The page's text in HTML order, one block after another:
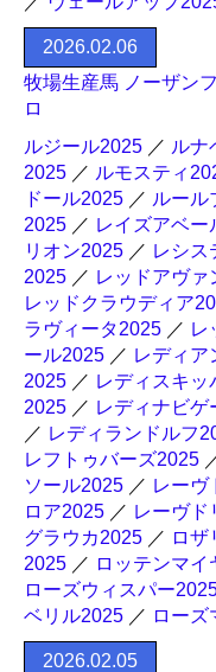
2026.02.06
牧場生産馬 ノーザン
ロ
ルジール2025 ／ ルナ
2025 ／ ルモスティ
ドール2025 ／ ルール
2025 ／ レイズアベー
リオン2025 ／ レシス
2025 ／ レッドアヴァ
レッドクラウディア
ラヴィータ2025 ／ レ
ール2025 ／ レディア
2025 ／ レディスキッ
2025 ／ レディナビゲ
／ レディランドルフ
レフトゥバーズ2025
ソール2025 ／ レーヴ
ロア2025 ／ レーヴド
グラウカ2025 ／ ロザ
2025 ／ ロッテンマイ
ローズウィスパー
ベリル2025 ／ ローズ
2026.02.05